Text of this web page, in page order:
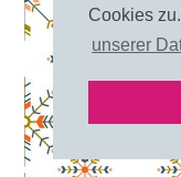
Cookies
unserer